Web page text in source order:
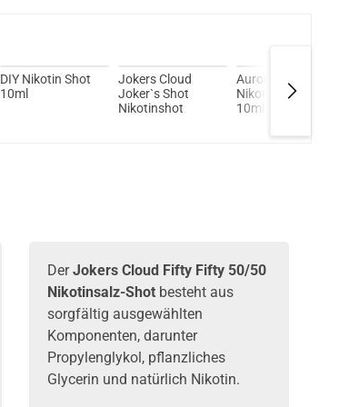
DIY Nikotin Shot
10ml
Jokers Cloud
Joker`s Shot
Nikotinshot
Aurora 70/30
Nikotinsalz-Shot
10ml 20mg by
DerJokers Cloud Fifty Fifty 50/50
Nikotinsalz-Shot besteht aus
sorgfältig ausgewählten
Komponenten, darunter
Propylenglykol, pflanzliches
Glycerin und natürlich Nikotin.